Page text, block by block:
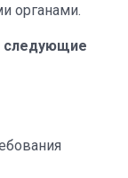
органами.
следующие